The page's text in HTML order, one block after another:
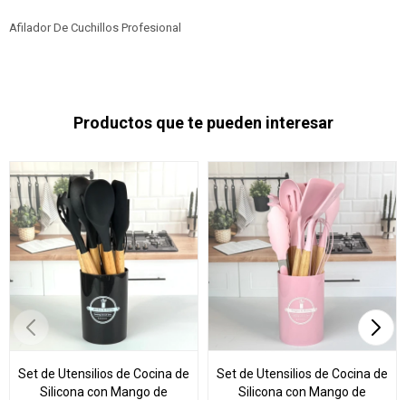
Afilador De Cuchillos Profesional
Productos que te pueden interesar
Set de Utensilios de Cocina de
Silicona con Mango de
Set de Utensilios de Cocina de
Silicona con Mango de